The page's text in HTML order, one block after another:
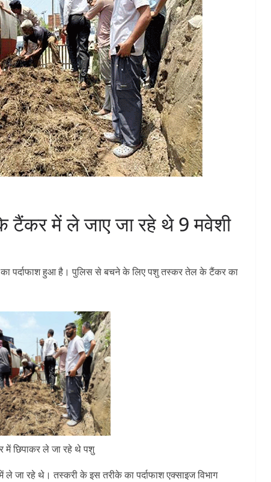
टैंकर में ले जाए जा रहे थे 9 मवेशी
का पर्दाफाश हुआ है। पुलिस से बचने के लिए पशु तस्कर तेल के टैंकर का
छिपाकर ले जा रहे थे पशु
रहे थे। तस्करी के इस तरीके का पर्दाफाश एक्साइज विभाग